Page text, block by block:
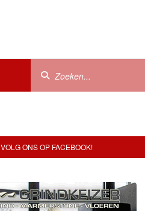
VOLG ONS OP FACEBOOK!